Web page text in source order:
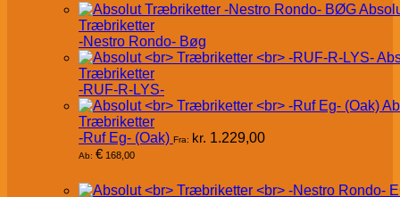
Træbriketter
-Nestro Rondo- Bøg
Træbriketter
-RUF-R-LYS-
Træbriketter
-Ruf Eg- (Oak) Fra: kr. 1.229,00
Ab: € 168,00